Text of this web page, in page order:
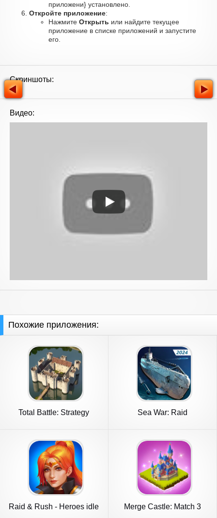
приложени} установлено.
Откройте приложение:
Нажмите Открыть или найдите текущее
приложение в списке приложений и запустите
его.
Скриншоты:
Видео:
Похожие приложения:
Total Battle: Strategy
Sea War: Raid
Raid & Rush - Heroes idle
Merge Castle: Match 3